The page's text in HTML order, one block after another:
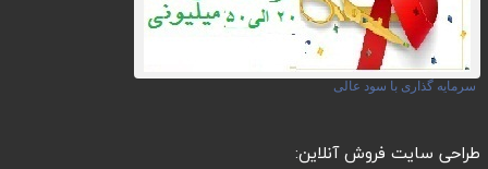
سرمایه گذاری با سود عالی
طراحی سایت فروش آنلاین: